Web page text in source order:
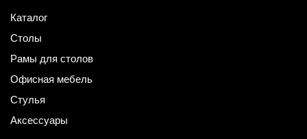
Каталог
Столы
Рамы для столов
Офисная мебель
Стулья
Аксессуары